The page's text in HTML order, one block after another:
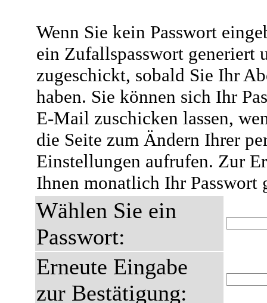
Wenn Sie kein Passwort
ein Zufallspasswort generiert
zugeschickt, sobald Sie Ihr
haben. Sie können sich Ihr
E-Mail zuschicken lassen,
die Seite zum Ändern Ihrer
Einstellungen aufrufen. Zur
Ihnen monatlich Ihr Passwort
Wählen Sie ein
Passwort:
Erneute Eingabe
zur Bestätigung: